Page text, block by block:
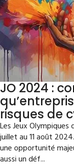
JO 2024 :
risques de
Les Jeux
juillet au 11 août
une opportunité
aussi un déf...